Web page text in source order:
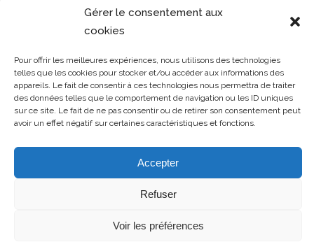
Gérer le consentement aux
cookies
Pour offrir les meilleures expériences, nous utilisons des technologies
telles que les cookies pour stocker et/ou accéder aux informations des
appareils. Le fait de consentir à ces technologies nous permettra de traiter
des données telles que le comportement de navigation ou les ID uniques
sur ce site. Le fait de ne pas consentir ou de retirer son consentement peut
avoir un effet négatif sur certaines caractéristiques et fonctions.
Accepter
Refuser
Voir les préférences
personnels dans le secteur privé, veuillez communiquer avec
nous à l'adresse courriel suivant : loi25@cprmv.org Pour en savoir
Tous droits réservés @2019 CPRMV
| Centre de prévention de la
radicalisation menant à la violence
(CPRMV)